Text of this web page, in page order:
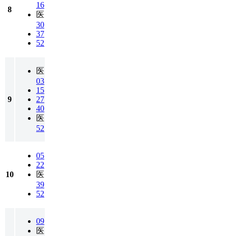
8
16
医
30
37
52
9
医
03
15
27
40
医
52
10
05
22
医
39
52
09
医